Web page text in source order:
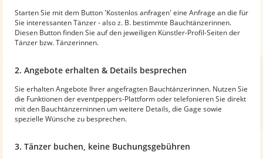
Starten Sie mit dem Button 'Kostenlos anfragen' eine Anfrage an die für
Sie interessanten Tänzer - also z. B. bestimmte Bauchtänzerinnen.
Diesen Button finden Sie auf den jeweiligen Künstler-Profil-Seiten der
Tänzer bzw. Tänzerinnen.
2. Angebote erhalten & Details besprechen
Sie erhalten Angebote Ihrer angefragten Bauchtänzerinnen. Nutzen Sie
die Funktionen der eventpeppers-Plattform oder telefonieren Sie direkt
mit den Bauchtänzerninnen um weitere Details, die Gage sowie
spezielle Wünsche zu besprechen.
3. Tänzer buchen, keine Buchungsgebühren